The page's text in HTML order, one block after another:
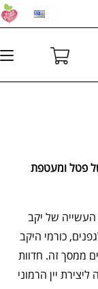
פטל ומעטפת
של יקב
כורמי היקב
ממסך זה. חדוות
יין הרמוני